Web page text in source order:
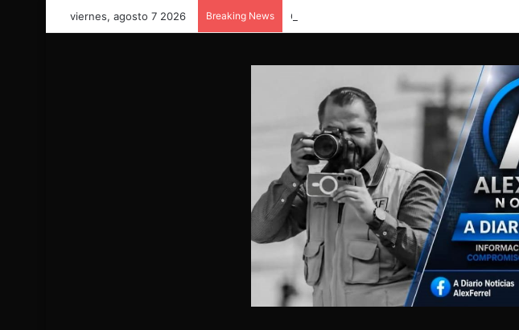
viernes, agosto 7 2026 Breaking News COORDINACIÓN ENTRE 5 CORPORACIONES